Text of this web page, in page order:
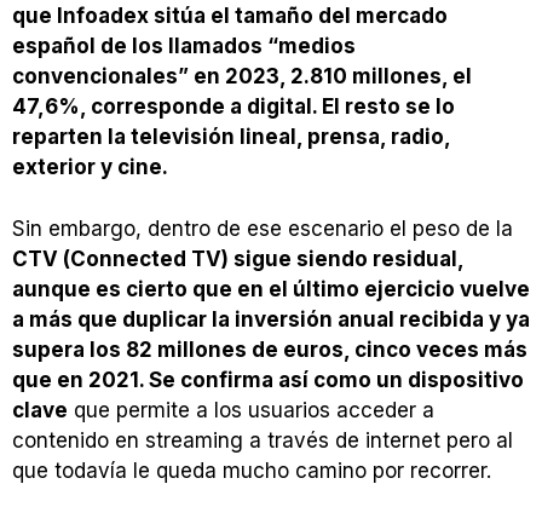
que Infoadex sitúa el tamaño del mercado
español de los llamados “medios
convencionales” en 2023, 2.810 millones, el
47,6%, corresponde a digital. El resto se lo
reparten la televisión lineal, prensa, radio,
exterior y cine.
Sin embargo, dentro de ese escenario el peso de la
CTV (Connected TV) sigue siendo residual,
aunque es cierto que en el último ejercicio vuelve
a más que duplicar la inversión anual recibida y ya
supera los 82 millones de euros, cinco veces más
que en 2021. Se confirma así como un dispositivo
clave que permite a los usuarios acceder a
contenido en streaming a través de internet pero al
que todavía le queda mucho camino por recorrer.